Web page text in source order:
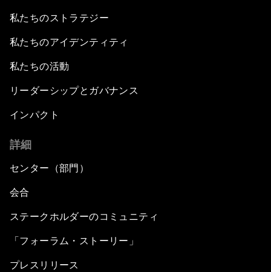
私たちのストラテジー
私たちのアイデンティティ
私たちの活動
リーダーシップとガバナンス
インパクト
詳細
センター（部門）
会合
ステークホルダーのコミュニティ
「フォーラム・ストーリー」
プレスリリース